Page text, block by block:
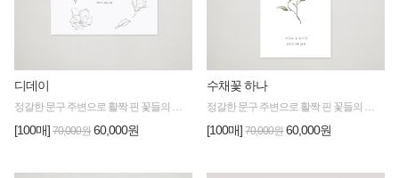
디데이
[100매] 70,000원 60,000원
수채꽃 하나
[100매]70,000원60,000원